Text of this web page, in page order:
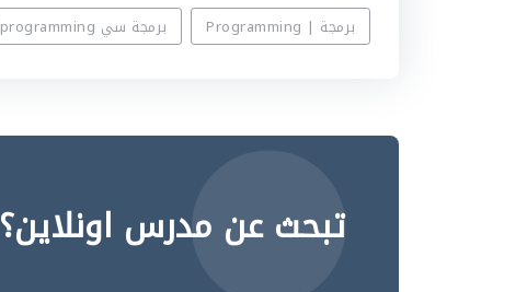
برمجة | Programming برمجة سي c | C programming
تبحث عن مدرس اونلاين؟